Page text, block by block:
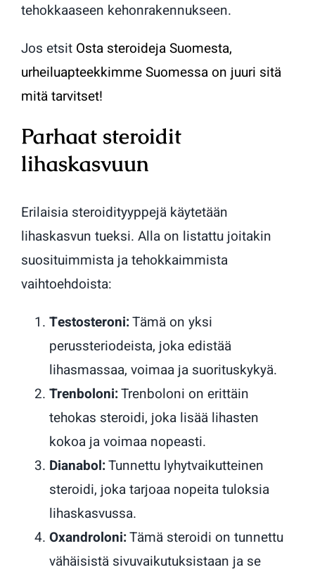
tehokkaaseen kehonrakennukseen.
Jos etsit Osta steroideja Suomesta,
urheiluapteekkimme Suomessa on juuri sitä
mitä tarvitset!
Parhaat steroidit
lihaskasvuun
Erilaisia steroidityyppejä käytetään
lihaskasvun tueksi. Alla on listattu joitakin
suosituimmista ja tehokkaimmista
vaihtoehdoista:
Testosteroni:Tämä on yksi
perussteriodeista, joka edistää
lihasmassaa, voimaa ja suorituskykyä.
Trenboloni:Trenboloni on erittäin
tehokas steroidi, joka lisää lihasten
kokoa ja voimaa nopeasti.
Dianabol:Tunnettu lyhytvaikutteinen
steroidi, joka tarjoaa nopeita tuloksia
lihaskasvussa.
Oxandroloni:Tämä steroidi on tunnettu
vähäisistä sivuvaikutuksistaan ja se